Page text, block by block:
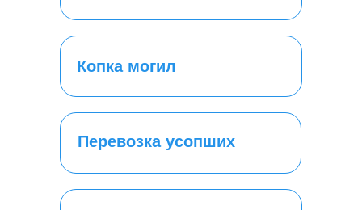
Копка могил
Перевозка усопших